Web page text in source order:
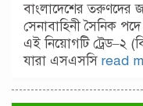
বাংলাদেশের তরুণদের
সেনাবাহিনী সৈনিক
এই নিয়োগটি ট্রেড–২
যারা এসএসসি read